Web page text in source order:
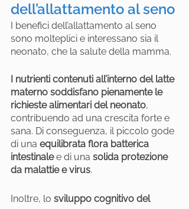
dell’allattamento al seno
I benefici dell’allattamento al seno
sono molteplici e interessano sia il
neonato, che la salute della mamma.
I nutrienti contenuti all’interno del latte
materno soddisfano pienamente le
richieste alimentari del neonato,
contribuendo ad una crescita forte e
sana. Di conseguenza, il piccolo gode
di una equilibrata flora batterica
intestinale e di una solida protezione
da malattie e virus.
Inoltre, lo sviluppo cognitivo del